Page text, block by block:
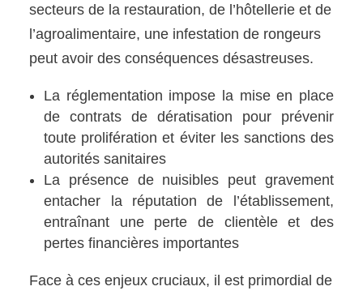
secteurs de la restauration, de l’hôtellerie et de
l’agroalimentaire, une infestation de rongeurs
peut avoir des conséquences désastreuses.
La réglementation impose la mise en place
de contrats de dératisation pour prévenir
toute prolifération et éviter les sanctions des
autorités sanitaires
La présence de nuisibles peut gravement
entacher la réputation de l’établissement,
entraînant une perte de clientèle et des
pertes financières importantes
Face à ces enjeux cruciaux, il est primordial de